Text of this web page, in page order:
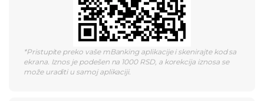
*Pristupite preko vaše mBanking aplikacije i skenirajte kod sa
ekrana. Iznos je podešen na 1000 RSD, a korekcija iznosa se
može uraditi u samoj aplikaciji.